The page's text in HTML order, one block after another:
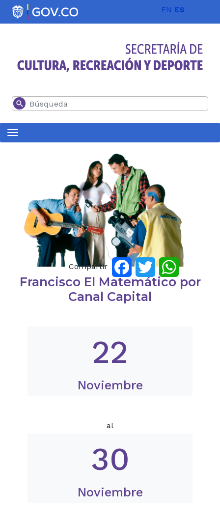
Pasar al contenido principal EN ES
Buscar
Compartir FacebookTwitterWhatsApp
Francisco El Matemático por
Canal Capital
22
Noviembre
al
30
Noviembre